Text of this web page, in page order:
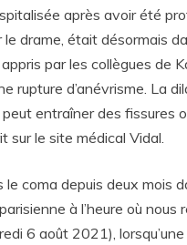
après avoir été
le drame, était désormais
par les collègues de
rupture d’anévrisme. La
entraîner des fissures
sur le site médical Vidal.
le coma depuis deux mois
à l’heure où nous
6 août 2021), lorsqu’une